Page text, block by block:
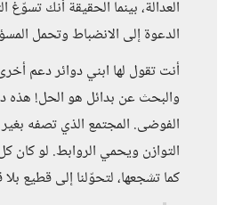
العدالة، بينما الحقيقة أنك تسوّغ
الدعوة إلى الانضباط وتحمل
أنت تقول لها ابني دوائر دعم
والبحث عن بدائل هو الحل! هذه
الفوضى. المجتمع الذي تصفه
التوازن ويحمي الروابط. لو
كما تشجعها، لتحوّلنا إلى قطيع